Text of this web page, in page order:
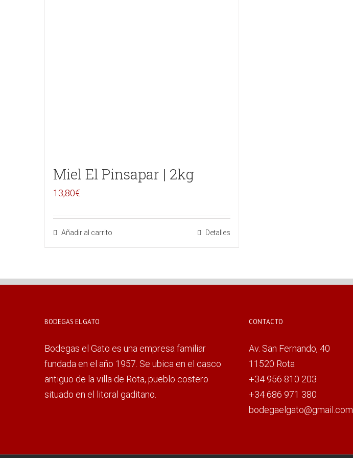
Miel El Pinsapar | 2kg
13,80€
Añadir al carrito Detalles
BODEGAS EL GATO
Bodegas el Gato es una empresa familiar
fundada en el año 1957. Se ubica en el casco
antiguo de la villa de Rota, pueblo costero
situado en el litoral gaditano.
CONTACTO
Av. San Fernando, 40
11520 Rota
+34 956 810 203
+34 686 971 380
bodegaelgato@gmail.com